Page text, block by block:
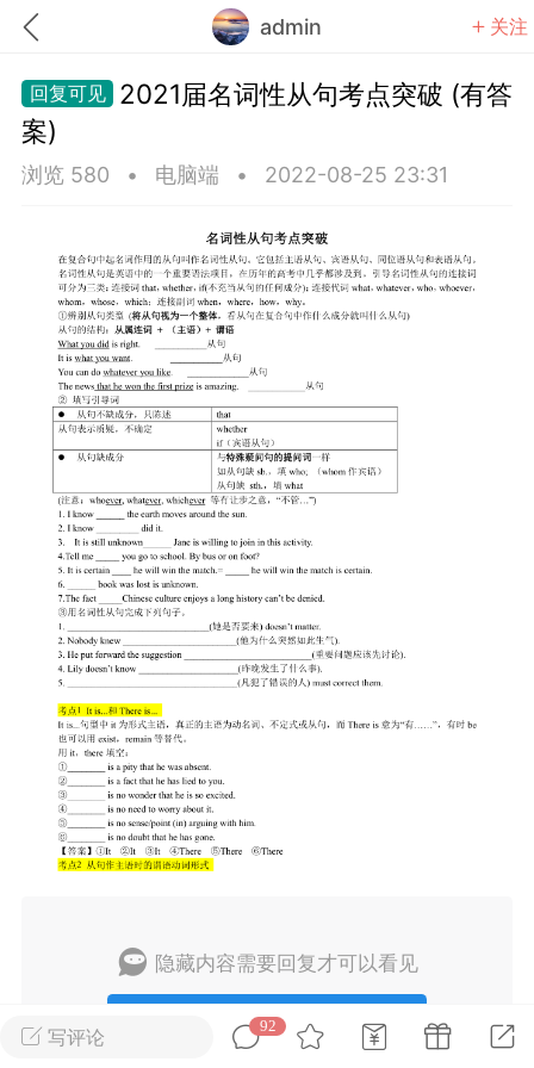
admin 关注
赚金币和题库券
加入上海学习交流群，资料免费领
上海高考
汇默写本附答案
0
2027年上海市初中英语考
纲词汇天天练（共144页）
admin
上海高考
写评论
92
2021届名词性从句考点突破 (有答
案)
浏览 580 • 电脑端 • 2022-08-25 23:31
隐藏内容需要回复才可以看见
回复